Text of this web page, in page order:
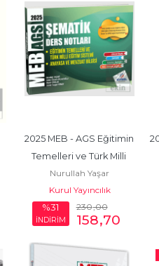
2025 MEB - AGS Eğitimin
Temelleri ve Türk Milli
Eğitim Sistemi ile...
Nurullah Yaşar
Kurul Yayıncılık
%31
İNDİRİM
230,00
158,70